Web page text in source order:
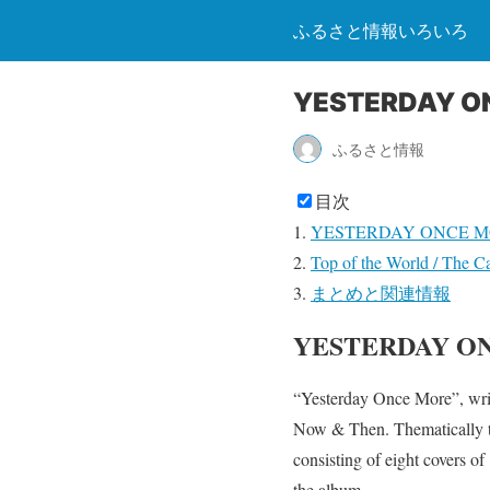
ふるさと情報いろいろ
YESTERDAY
ふるさと情報
目次
YESTERDAY ONCE
Top of the World / The
まとめと関連情報
YESTERDAY
“Yesterday Once More”,
Now & Then. Thematically
consisting of eight covers